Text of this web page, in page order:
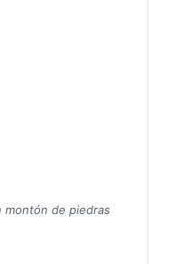
montón de piedras